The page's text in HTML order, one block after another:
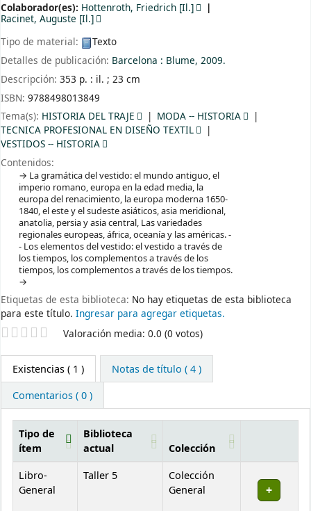
Colaborador(es): Hottenroth, Friedrich [Il.]
Racinet, Auguste [Il.]
Tipo de material:
Texto
Detalles de publicación: Barcelona : Blume, 2009.
Descripción: 353 p. : il. ; 23 cm
ISBN: 9788498013849
Tema(s): HISTORIA DEL TRAJE
MODA -- HISTORIA
TECNICA PROFESIONAL EN DISEÑO TEXTIL
VESTIDOS -- HISTORIA
Contenidos:
La gramática del vestido: el mundo antiguo, el
imperio romano, europa en la edad media, la
europa del renacimiento, la europa moderna 1650-
1840, el este y el sudeste asiáticos, asia meridional,
anatolia, persia y asia central, Las variedades
regionales europeas, áfrica, oceanía y las américas. -
- Los elementos del vestido: el vestido a través de
los tiempos, los complementos a través de los
tiempos, los complementos a través de los tiempos.
Etiquetas de esta biblioteca: No hay etiquetas de esta biblioteca
para este título. Ingresar para agregar etiquetas.
ValoraciónValoración media: 0.0 (0 votos)
Existencias ( 1 )
Notas de título ( 4 )
Comentarios ( 0 )
Existencias
Tipo de
ítem
Biblioteca
actual
Colección
Libro-
General
Taller 5
Colección
General